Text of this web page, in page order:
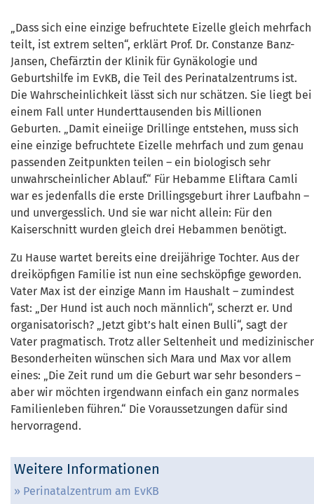
„Dass sich eine einzige befruchtete Eizelle gleich mehrfach
teilt, ist extrem selten“, erklärt Prof. Dr. Constanze Banz-
Jansen, Chefärztin der Klinik für Gynäkologie und
Geburtshilfe im EvKB, die Teil des Perinatalzentrums ist.
Die Wahrscheinlichkeit lässt sich nur schätzen. Sie liegt bei
einem Fall unter Hunderttausenden bis Millionen
Geburten. „Damit eineiige Drillinge entstehen, muss sich
eine einzige befruchtete Eizelle mehrfach und zum genau
passenden Zeitpunkten teilen – ein biologisch sehr
unwahrscheinlicher Ablauf.“ Für Hebamme Eliftara Camli
war es jedenfalls die erste Drillingsgeburt ihrer Laufbahn –
und unvergesslich. Und sie war nicht allein: Für den
Kaiserschnitt wurden gleich drei Hebammen benötigt.
Zu Hause wartet bereits eine dreijährige Tochter. Aus der
dreiköpfigen Familie ist nun eine sechsköpfige geworden.
Vater Max ist der einzige Mann im Haushalt – zumindest
fast: „Der Hund ist auch noch männlich“, scherzt er. Und
organisatorisch? „Jetzt gibt’s halt einen Bulli“, sagt der
Vater pragmatisch. Trotz aller Seltenheit und medizinischer
Besonderheiten wünschen sich Mara und Max vor allem
eines: „Die Zeit rund um die Geburt war sehr besonders –
aber wir möchten irgendwann einfach ein ganz normales
Familienleben führen.“ Die Voraussetzungen dafür sind
hervorragend.
Weitere Informationen
Perinatalzentrum am EvKB